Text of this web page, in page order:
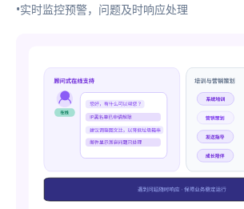
•实时监控预警，问题及时响应处理